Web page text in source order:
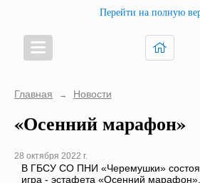
Перейти на полную
Главная → Новости
«Осенний марафон»
28 октября 2022 г.
В ГБСУ СО ПНИ «Черемушки»
игра - эстафета «Осенний